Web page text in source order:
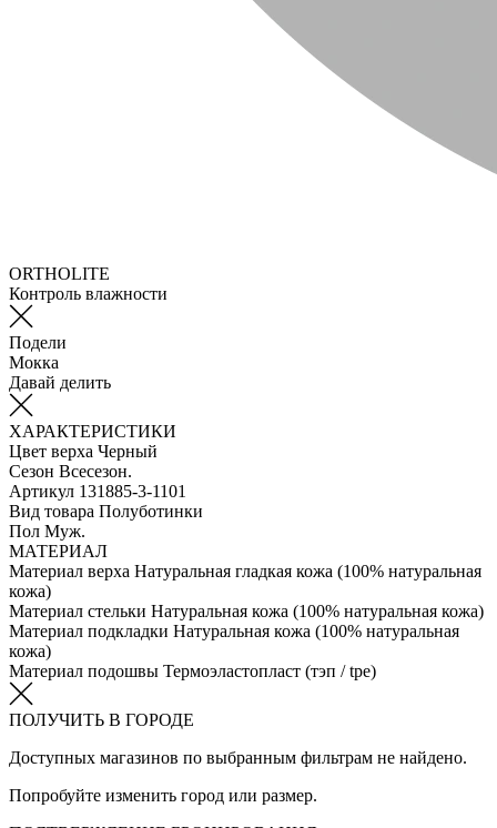
ORTHOLITE
Контроль влажности
Подели
Мокка
Давай делить
ХАРАКТЕРИСТИКИ
Цвет верха Черный
Сезон Всесезон.
Артикул 131885-3-1101
Вид товара Полуботинки
Пол Муж.
МАТЕРИАЛ
Материал верха Натуральная гладкая кожа (100% натуральная
кожа)
Материал стельки Натуральная кожа (100% натуральная кожа)
Материал подкладки Натуральная кожа (100% натуральная
кожа)
Материал подошвы Термоэластопласт (тэп / tpe)
ПОЛУЧИТЬ В ГОРОДЕ
Доступных магазинов по выбранным фильтрам не найдено.
Попробуйте изменить город или размер.